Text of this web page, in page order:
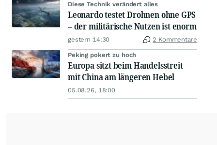
Diese Technik verändert alles
Leonardo testet Drohnen ohne GPS
– der militärische Nutzen ist enorm
gestern 14:30 2 Kommentare
Peking pokert zu hoch
Europa sitzt beim Handelsstreit
mit China am längeren Hebel
05.08.26, 18:00